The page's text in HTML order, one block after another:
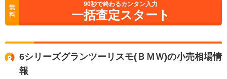
無
料
90秒で終わるカンタン入力
一括査定スタート
6シリーズグランツーリスモ(ＢＭＷ)の小売相場情
報